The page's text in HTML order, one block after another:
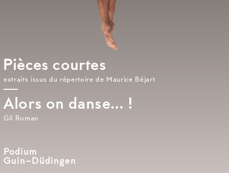
Pièces courtes
extraits issus du répertoire de Maurice Béjart
Alors on danse… !
Gil Roman
Podium
Guin–Düdingen